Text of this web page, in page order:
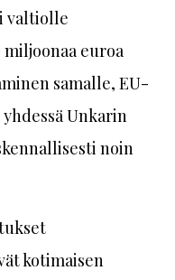
valtiolle
euroa
samalle, EU-
Unkarin
noin
kotimaisen